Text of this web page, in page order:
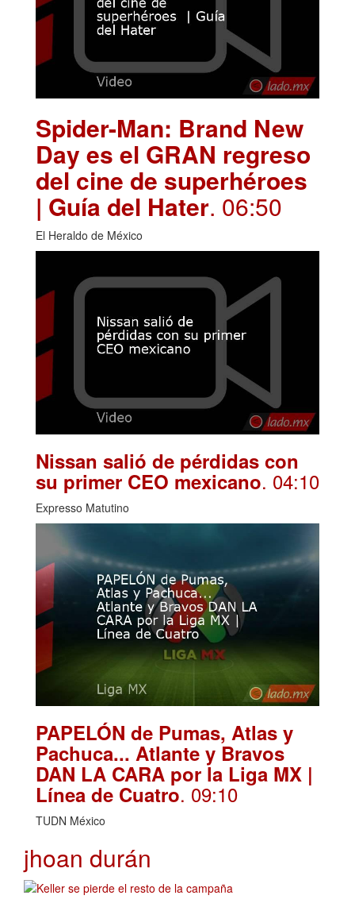
Spider-Man: Brand New
Day es el GRAN regreso
del cine de superhéroes
| Guía del Hater. 06:50
El Heraldo de México
Nissan salió de pérdidas con
su primer CEO mexicano. 04:10
Expresso Matutino
PAPELÓN de Pumas, Atlas y
Pachuca... Atlante y Bravos
DAN LA CARA por la Liga MX |
Línea de Cuatro. 09:10
TUDN México
jhoan durán